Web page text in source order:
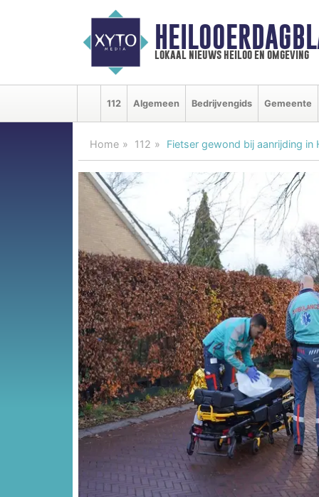
lokaal nieuws heiloo en omgeving
112 Algemeen Bedrijvengids Gemeente
Home 112 Fietser gewond bij aanrijding in